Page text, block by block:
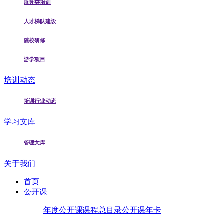
服务类培训
人才梯队建设
院校研修
游学项目
培训动态
培训行业动态
学习文库
管理文库
关于我们
首页
公开课
年度公开课课程总目录公开课年卡